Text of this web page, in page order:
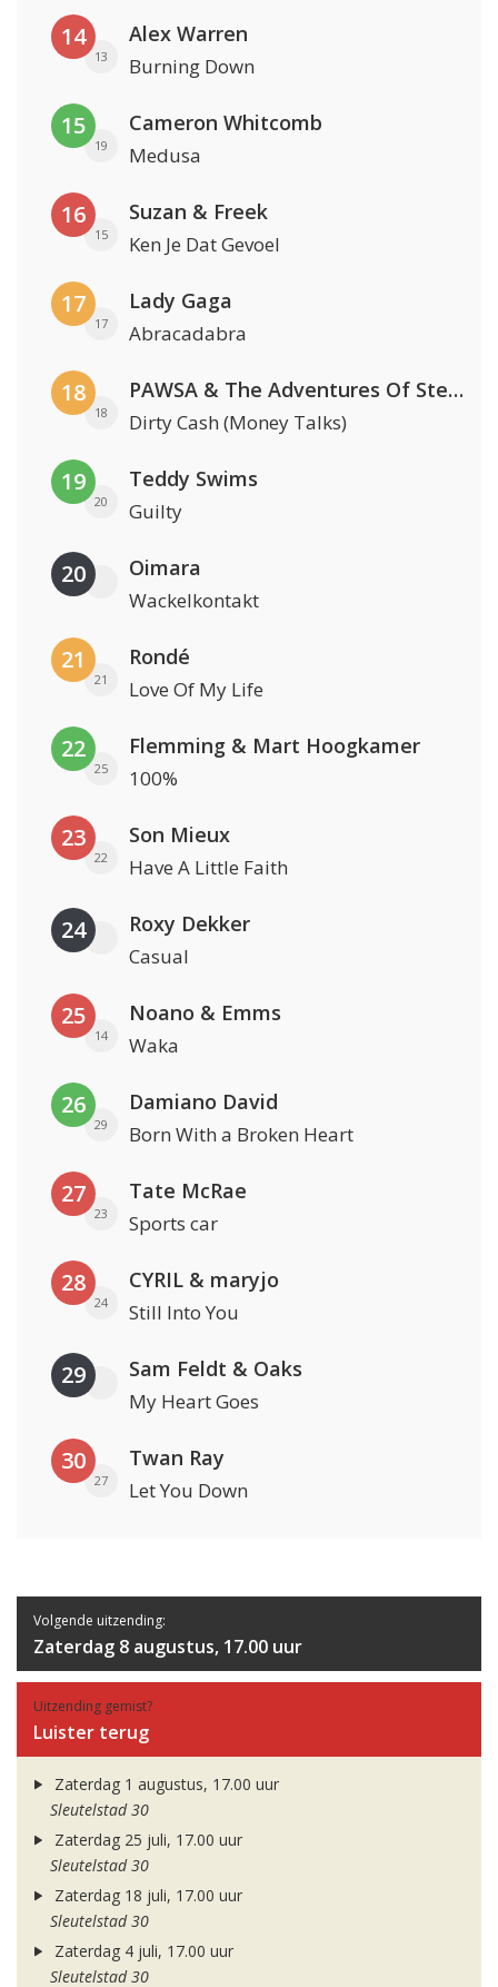
14
13
Alex Warren
Burning Down
15
19
Cameron Whitcomb
Medusa
16
15
Suzan & Freek
Ken Je Dat Gevoel
17
17
Lady Gaga
Abracadabra
18
18
PAWSA & The Adventures Of Stevie V
Dirty Cash (Money Talks)
19
20
Teddy Swims
Guilty
20 Oimara
Wackelkontakt
21
21
Rondé
Love Of My Life
22
25
Flemming & Mart Hoogkamer
100%
23
22
Son Mieux
Have A Little Faith
24 Roxy Dekker
Casual
25
14
Noano & Emms
Waka
26
29
Damiano David
Born With a Broken Heart
27
23
Tate McRae
Sports car
28
24
CYRIL & maryjo
Still Into You
29 Sam Feldt & Oaks
My Heart Goes
30
27
Twan Ray
Let You Down
Volgende uitzending:
Zaterdag 8 augustus, 17.00 uur
Uitzending gemist?
Luister terug
Zaterdag 1 augustus, 17.00 uur
Sleutelstad 30
Zaterdag 25 juli, 17.00 uur
Sleutelstad 30
Zaterdag 18 juli, 17.00 uur
Sleutelstad 30
Zaterdag 4 juli, 17.00 uur
Sleutelstad 30